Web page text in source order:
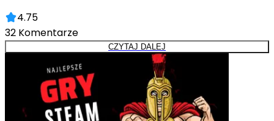
4.75
32 Komentarze
CZYTAJ DALEJ